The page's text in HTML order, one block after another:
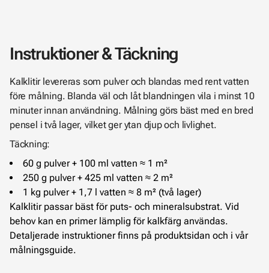
Instruktioner & Täckning
Kalklitir levereras som pulver och blandas med rent vatten
före målning. Blanda väl och låt blandningen vila i minst 10
minuter innan användning. Målning görs bäst med en bred
pensel i två lager, vilket ger ytan djup och livlighet.
Täckning:
60 g pulver + 100 ml vatten ≈ 1 m²
250 g pulver + 425 ml vatten ≈ 2 m²
1 kg pulver + 1,7 l vatten ≈ 8 m² (två lager)
Kalklitir passar bäst för puts- och mineralsubstrat. Vid
behov kan en primer lämplig för kalkfärg användas.
Detaljerade instruktioner finns på produktsidan och i vår
målningsguide.